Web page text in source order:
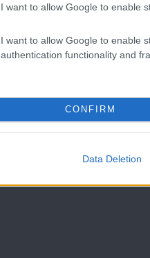
I want to allow Google to enable
I want to allow Google to enable
authentication functionality and
CONFIRM
Data Deletion